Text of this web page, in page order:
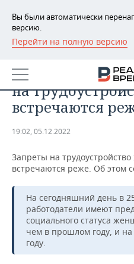
Вы были автоматически
версию.
Перейти на полную версию
РЕГИОНЫ
БАШКОРТОСТАН
ТАТАРСТАН
НОВОСТИ
АНАЛИТИКА
ДЕКЛАРАЦИИ О ДОХОДАХ
ВУЗЫ ТАТАРСТАНА
КОМУ ПРИНАДЛЕЖАТ
ТОРГОВЫЕ ЦЕНТРЫ
ТАТАРСТАНА
НОВОСТИ ЭКОНОМИКИ
БАНКИ
БЮДЖЕТ
ПРОМЫШЛЕННОСТЬ
ПРОМЫШЛЕННОСТИ
АГРОПРОМ
МАШИНОСТРОЕНИЕ
НОВОСТИ
АВТО
НОВОСТИ АВТО
БИЗНЕС
Исследование:
на
встречаются
19:02, 05.12.2022
Запреты на
встречаются реже. Об этом
На сегодняшний день в
работодатели имеют
социального статуса
чем в прошлом году, и
году.